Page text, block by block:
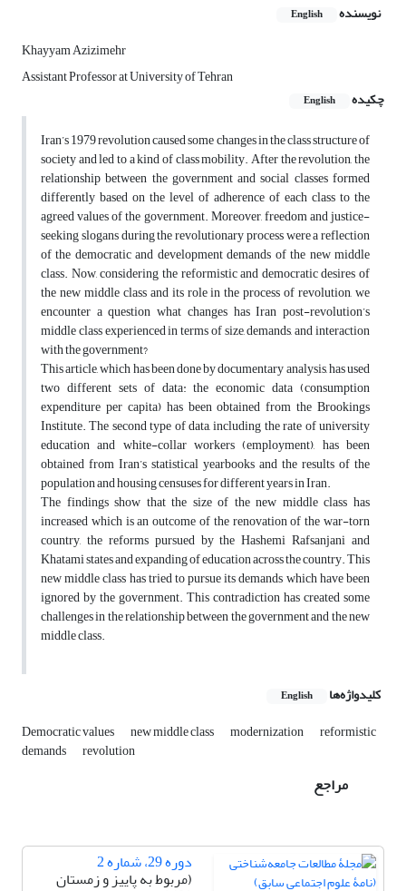
نویسنده English
Khayyam Azizimehr
Assistant Professor at University of Tehran
چکیده
English
Iran’s 1979 revolution caused some changes in the class structure of
society and led to a kind of class mobility. After the revolution, the
relationship between the government and social classes formed
differently based on the level of adherence of each class to the
agreed values of the government. Moreover, freedom and justice-
seeking slogans during the revolutionary process were a reflection
of the democratic and development demands of the new middle
class. Now, considering the reformistic and democratic desires of
the new middle class and its role in the process of revolution, we
encounter a question what changes has Iran post-revolution’s
middle class experienced in terms of size, demands, and interaction
with the government?
This article, which has been done by documentary analysis, has used
two different sets of data: the economic data (consumption
expenditure per capita) has been obtained from the Brookings
Institute. The second type of data, including the rate of university
education and white-collar workers (employment), has been
obtained from Iran’s statistical yearbooks and the results of the
population and housing censuses for different years in Iran.
The findings show that the size of the new middle class has
increased which is an outcome of the renovation of the war-torn
country, the reforms pursued by the Hashemi Rafsanjani and
Khatami states and expanding of education across the country. This
new middle class has tried to pursue its demands which have been
ignored by the government. This contradiction has created some
challenges in the relationship between the government and the new
middle class.
کلیدواژه‌ها English
Democratic values new middle class modernization reformistic
demands revolution
مراجع
دوره 29، شماره 2
(مربوط به پاییز و زمستان